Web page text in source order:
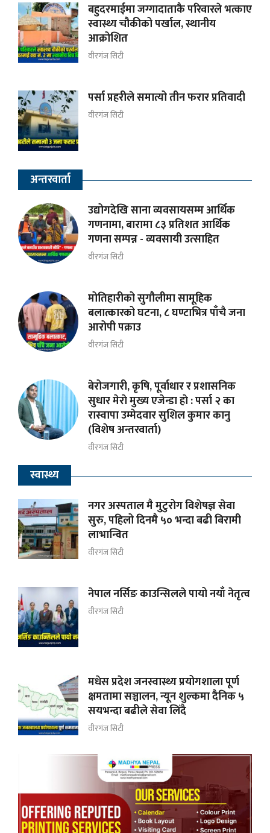
बहुदरमाईमा जग्गादाताकै परिवारले भत्काए
स्वास्थ्य चौकीको पर्खाल, स्थानीय
आक्रोशित
वीरगंज सिटी
पर्सा प्रहरीले समात्यो तीन फरार प्रतिवादी
वीरगंज सिटी
अन्तरवार्ता
उद्योगदेखि साना व्यवसायसम्म आर्थिक
गणनामा, बारामा ८३ प्रतिशत आर्थिक
गणना सम्पन्न - व्यवसायी उत्साहित
वीरगंज सिटी
मोतिहारीको सुगौलीमा सामूहिक
बलात्कारको घटना, ८ घण्टाभित्र पाँचै जना
आरोपी पक्राउ
वीरगंज सिटी
बेरोजगारी, कृषि, पूर्वाधार र प्रशासनिक
सुधार मेराे मुख्य एजेन्डा हाे : पर्सा २ का
रास्वापा उम्मेदवार सुशिल कुमार कानु
(विशेष अन्तरवार्ता)
वीरगंज सिटी
स्वास्थ्य
नगर अस्पताल मै मुटुरोग विशेषज्ञ सेवा
सुरु, पहिलो दिनमै ५० भन्दा बढी बिरामी
लाभान्वित
वीरगंज सिटी
नेपाल नर्सिङ काउन्सिलले पायो नयाँ नेतृत्व
वीरगंज सिटी
मधेस प्रदेश जनस्वास्थ्य प्रयोगशाला पूर्ण
क्षमतामा सञ्चालन, न्यून शुल्कमा दैनिक ५
सयभन्दा बढीले सेवा लिँदै
वीरगंज सिटी